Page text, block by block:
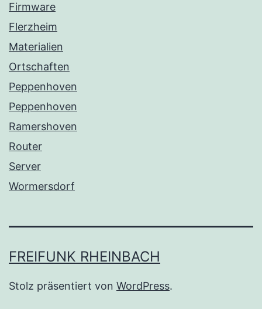
Firmware
Flerzheim
Materialien
Ortschaften
Peppenhoven
Peppenhoven
Ramershoven
Router
Server
Wormersdorf
FREIFUNK RHEINBACH
Stolz präsentiert von WordPress.